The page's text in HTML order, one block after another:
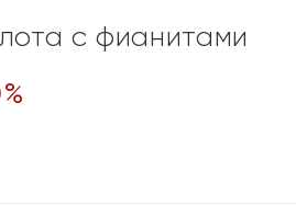
с фианитами
%